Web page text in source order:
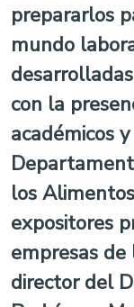
prepararlos
mundo
con la
académicos
los
expositores
empresas
director del